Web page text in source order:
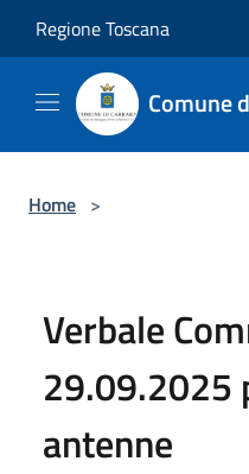
Regione Toscana
Comune
Home >
Verbale
29.09.2025
antenne